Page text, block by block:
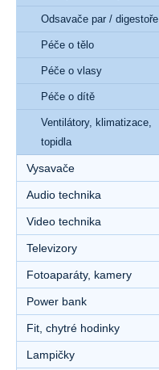
Odsavače par / digestoře
Péče o tělo
Péče o vlasy
Péče o dítě
Ventilátory, klimatizace,
topidla
Vysavače
Audio technika
Video technika
Televizory
Fotoaparáty, kamery
Power bank
Fit, chytré hodinky
Lampičky